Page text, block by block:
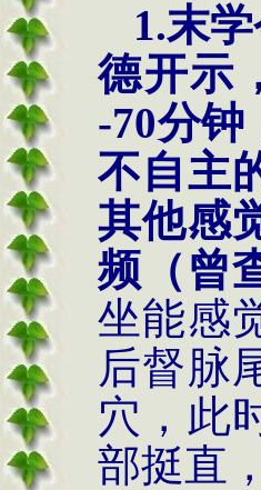
1.末
德开示
-70分钟
不自主
其他感
频（曾
坐能感
后督脉
穴，此
部挺直